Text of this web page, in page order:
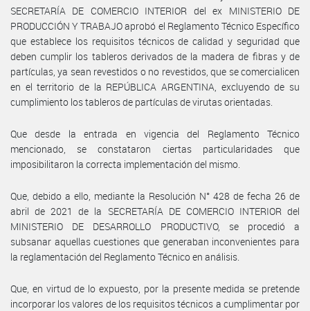
SECRETARÍA DE COMERCIO INTERIOR del ex MINISTERIO DE
PRODUCCIÓN Y TRABAJO aprobó el Reglamento Técnico Específico
que establece los requisitos técnicos de calidad y seguridad que
deben cumplir los tableros derivados de la madera de fibras y de
partículas, ya sean revestidos o no revestidos, que se comercialicen
en el territorio de la REPÚBLICA ARGENTINA, excluyendo de su
cumplimiento los tableros de partículas de virutas orientadas.
Que desde la entrada en vigencia del Reglamento Técnico
mencionado, se constataron ciertas particularidades que
imposibilitaron la correcta implementación del mismo.
Que, debido a ello, mediante la Resolución N° 428 de fecha 26 de
abril de 2021 de la SECRETARÍA DE COMERCIO INTERIOR del
MINISTERIO DE DESARROLLO PRODUCTIVO, se procedió a
subsanar aquellas cuestiones que generaban inconvenientes para
la reglamentación del Reglamento Técnico en análisis.
Que, en virtud de lo expuesto, por la presente medida se pretende
incorporar los valores de los requisitos técnicos a cumplimentar por